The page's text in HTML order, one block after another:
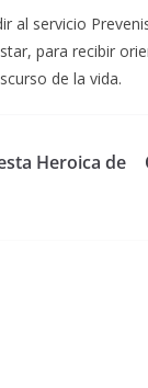
al servicio
para recibir
de la vida.
Heroica de